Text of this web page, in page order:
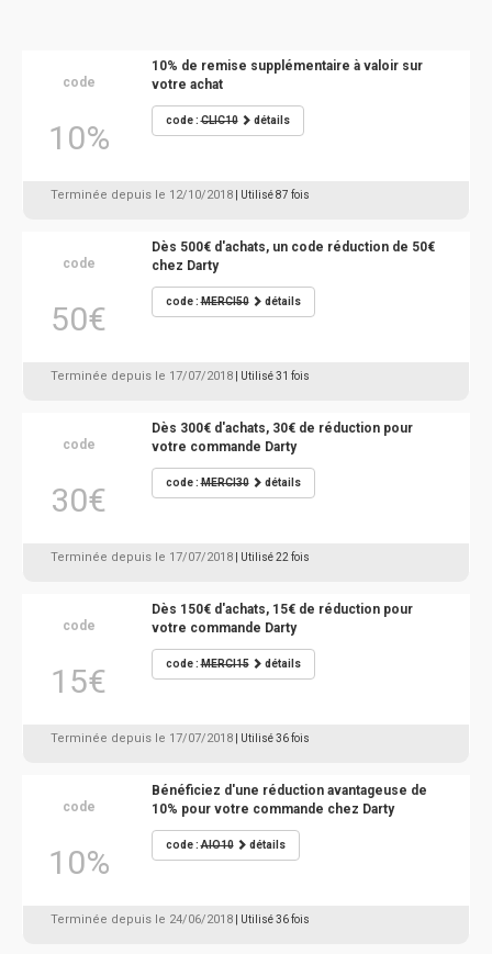
code
10%
10% de remise supplémentaire à valoir sur
votre achat
code :CLIC10 détails
Terminée depuis le 12/10/2018 | Utilisé 87 fois
code
50€
Dès 500€ d'achats, un code réduction de 50€
chez Darty
code :MERCI50 détails
Terminée depuis le 17/07/2018 | Utilisé 31 fois
code
30€
Dès 300€ d'achats, 30€ de réduction pour
votre commande Darty
code :MERCI30 détails
Terminée depuis le 17/07/2018 | Utilisé 22 fois
code
15€
Dès 150€ d'achats, 15€ de réduction pour
votre commande Darty
code :MERCI15 détails
Terminée depuis le 17/07/2018 | Utilisé 36 fois
code
10%
Bénéficiez d'une réduction avantageuse de
10% pour votre commande chez Darty
code :AIO10 détails
Terminée depuis le 24/06/2018 | Utilisé 36 fois